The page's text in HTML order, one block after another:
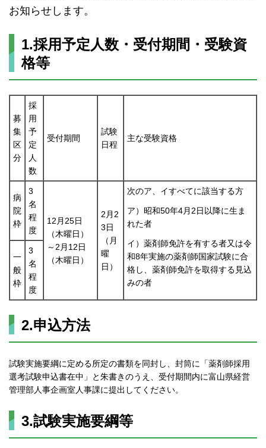
お知らせします。
1.採用予定人数・受付期間・受験資
格等
募
集
区
分
採
用
予
定
人
数
受付期間
試験
日程
主な受験資格
病
院
枠
3
名
程
度
12月25日
（木曜日）
～2月12日
（木曜日）
2月2
3日
（月
曜
日）
次のア、イすべてに該当する方
ア）昭和50年4月2日以降に生ま
れた者
イ）薬剤師免許を有する者又は令
和8年実施の薬剤師国家試験に合
格し、薬剤師免許を取得する見込
みの者
一
般
枠
3
名
程
度
2.申込方法
試験実施要綱に定める所定の書類を同封し、封筒に「薬剤師採用
選考試験申込書在中」と朱書きのうえ、受付期間内に富山県経営
管理部人事企画室人事課に提出してください。
3.試験実施要綱等